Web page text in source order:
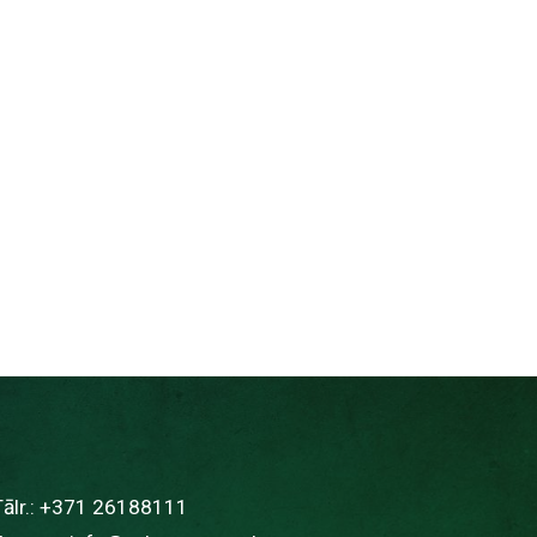
+371 26188111